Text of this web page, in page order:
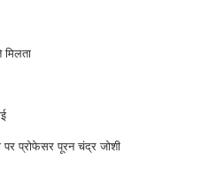
मिलता
पर प्रोफेसर पूरन चंद्र जोशी